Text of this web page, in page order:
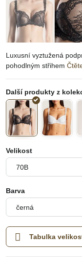
Luxusní vyztužená
pohodlným střihem
Velikost
Barva
Tabulka